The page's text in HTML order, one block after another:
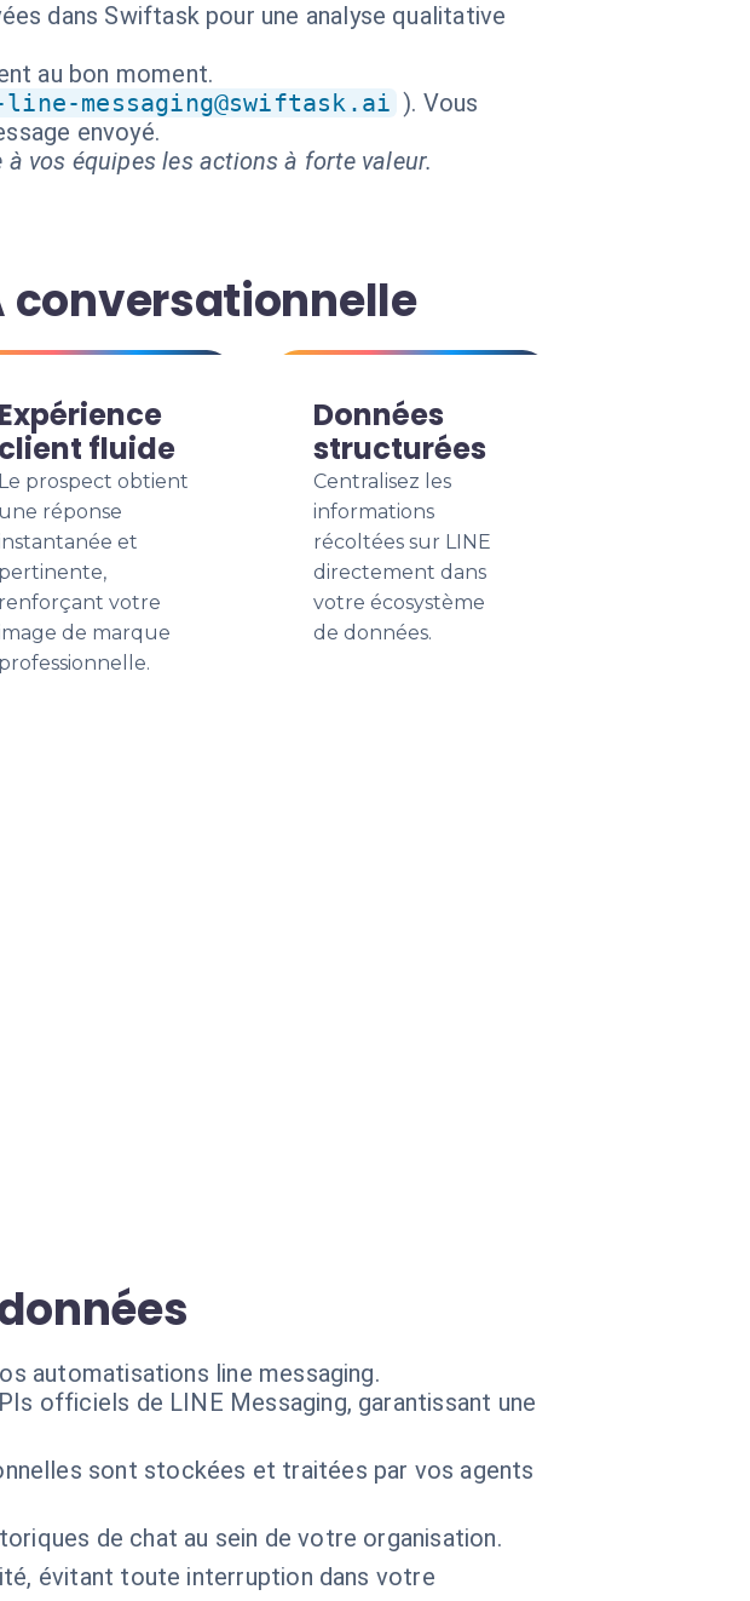
dans Swiftask pour une analyse qualitative
au bon moment.
line-messaging@swiftask.ai ). Vous
envoyé.
vos équipes les actions à forte valeur.
conversationnelle
Expérience
client fluide
Le prospect obtient
une réponse
et
pertinente,
renforçant votre
de marque
professionnelle.
Données
structurées
Centralisez les
informations
récoltées sur LINE
directement dans
votre écosystème
de données.
automatisations line messaging.
officiels de LINE Messaging, garantissant une
sont stockées et traitées par vos agents
de chat au sein de votre organisation.
évitant toute interruption dans votre